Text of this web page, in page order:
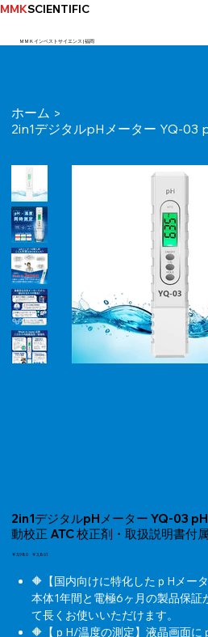
MMKSCIENTIFIC
ＭＭＫインベストサイエンス | ​福岡
ホーム >
2in1デジタルpHメーター YQ-03
動校正 ATC 校正剤・取扱説明書付
元
￥3,980
セ
ル
格
￥3,861
🔶【国内向けに特化したｐHメー
本体1年間と電極6ヶ月の製品保証
て長くお使いいただけます。
🔶【ｐH/温度の測定】液晶画面に